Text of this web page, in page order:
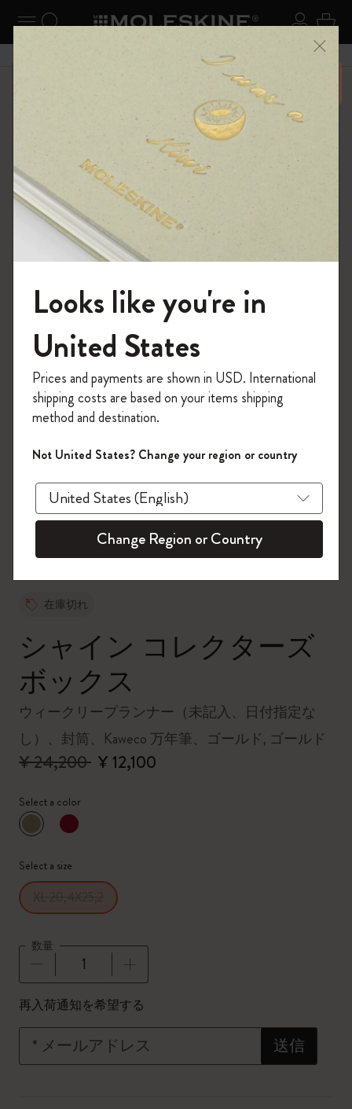
ナビゲーションの切替 ログ
検索 (キーワードなど) カ
6,500円以上のご購入で送料無料 メニ
ーを閉じる
ショップ
在庫切れ
シャイン コレクターズ
ボックス
ウィークリープランナー（未記入、日付指定な
し）、封筒、Kaweco 万年筆、ゴールド, ゴールド
¥ 24,200 ¥ 12,100
Select a color
選択済
*選択したカラー
Select a size
数量
数量が1に更新されました
再入荷通知を希望する
送信
* メールアドレス
モレスキンの世界へようこそ
「WELCOME10」を入力すると、初回注
文が10%オフ＋送料無料になります。セ
ール・アウトレット品は適用外。
Moleskineアカウントを作成して限定オフ
ァーや会員特典、さらに多くのインスピ
レーションを手に入れましょう。
今すぐ会員登録 !
Looks like you're in
United States
Prices and payments are shown in USD. International
shipping costs are based on your items shipping
method and destination.
Not United States? Change your region or country
Change Region or Country